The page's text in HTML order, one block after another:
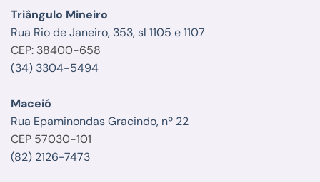
Triângulo Mineiro
Rua Rio de Janeiro, 353, sl 1105 e 1107
CEP: 38400-658
(34) 3304-5494
Maceió
Rua Epaminondas Gracindo, nº 22
CEP 57030-101
(82) 2126-7473